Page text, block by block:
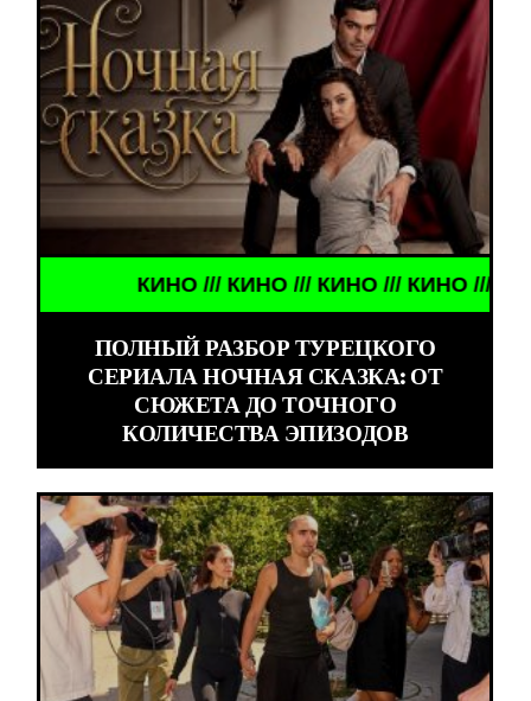
КИНО /// КИНО /// КИНО /// КИНО ///
ПОЛНЫЙ РАЗБОР ТУРЕЦКОГО
СЕРИАЛА НОЧНАЯ СКАЗКА: ОТ
СЮЖЕТА ДО ТОЧНОГО
КОЛИЧЕСТВА ЭПИЗОДОВ